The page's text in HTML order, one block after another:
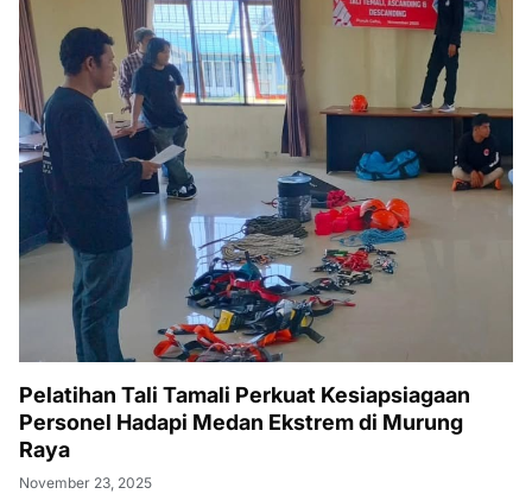
Pelatihan Tali Tamali Perkuat Kesiapsiagaan
Personel Hadapi Medan Ekstrem di Murung
Raya
November 23, 2025